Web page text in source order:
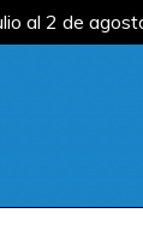
al 2 de agosto
al 2 de agosto
julio